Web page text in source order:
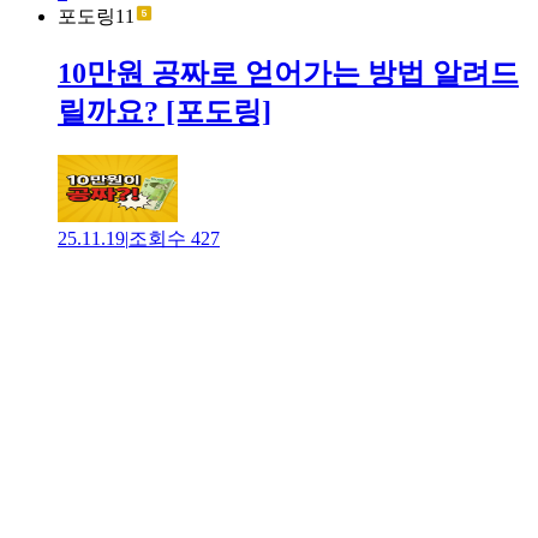
포도링11
10만원 공짜로 얻어가는 방법 알려드
릴까요? [포도링]
25.11.19|조회수 427